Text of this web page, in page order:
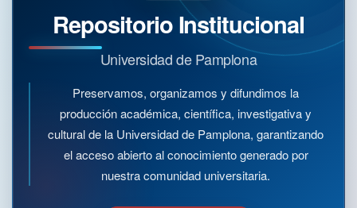
Repositorio Institucional
Universidad de Pamplona
Preservamos, organizamos y difundimos la
producción académica, científica, investigativa y
cultural de la Universidad de Pamplona, garantizando
el acceso abierto al conocimiento generado por
nuestra comunidad universitaria.